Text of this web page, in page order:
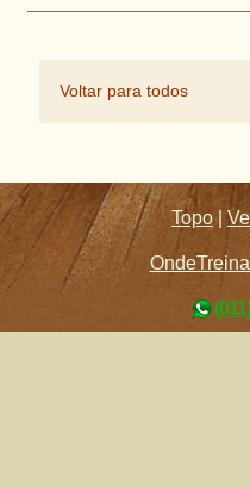
Voltar para todos
Topo |